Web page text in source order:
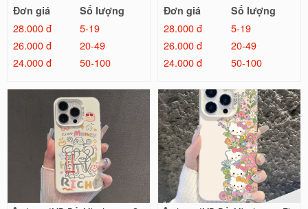
Đơn giá
Số lượng
28.000 đ
5-19
26.000 đ
20-49
24.000 đ
50-100
Đơn giá
Số lượng
28.000 đ
5-19
26.000 đ
20-49
24.000 đ
50-100